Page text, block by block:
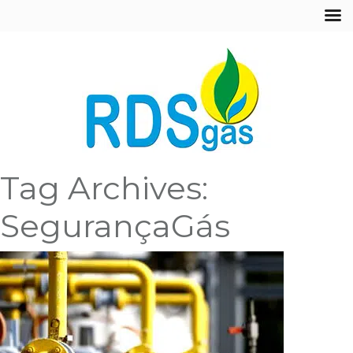
Tag Archives:
SegurançaGás